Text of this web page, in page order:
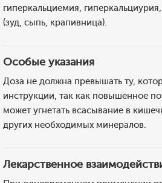
гиперкальциемия,
(зуд, сыпь, крапивница).
Особые указания
Доза не должна превышать ту,
инструкции, так как повышенное
может угнетать всасывание в
других необходимых минералов.
Лекарственное